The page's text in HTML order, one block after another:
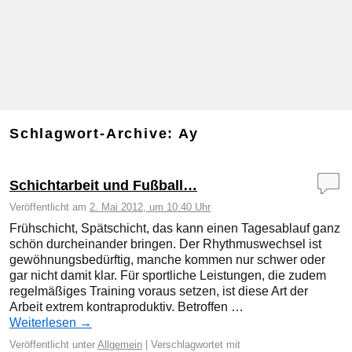
Schlagwort-Archive:Ay
Schichtarbeit und Fußball…
Veröffentlicht am 2. Mai 2012, um 10:40 Uhr
Frühschicht, Spätschicht, das kann einen Tagesablauf ganz
schön durcheinander bringen. Der Rhythmuswechsel ist
gewöhnungsbedürftig, manche kommen nur schwer oder
gar nicht damit klar. Für sportliche Leistungen, die zudem
regelmäßiges Training voraus setzen, ist diese Art der
Arbeit extrem kontraproduktiv. Betroffen …
Weiterlesen →
Veröffentlicht unter Allgemein Verschlagwortet mit